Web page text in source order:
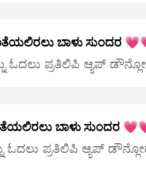
ಬಾಳು ಸುಂದರ
ಓದಲು ಪ್ರತಿಲಿಪಿ ಆ್ಯಪ್
ಬಾಳು ಸುಂದರ
ಓದಲು ಪ್ರತಿಲಿಪಿ ಆ್ಯಪ್